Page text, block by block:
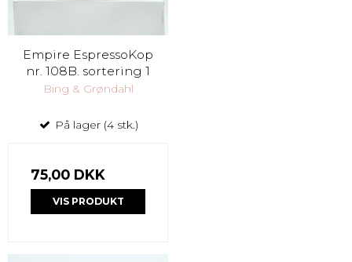
Empire EspressoKop
nr. 108B. sortering 1
Bing & Grøndahl
På lager (4 stk.)
75,00 DKK
VIS PRODUKT